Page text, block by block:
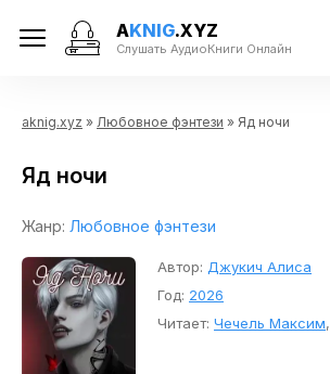
AKNIG.XYZ
Слушать АудиоКниги Онлайн
aknig.xyz » Любовное фэнтези » Яд ночи
Яд ночи
Жанр: Любовное фэнтези
Автор: Джукич Алиса
Год: 2026
Читает: Чечель Максим,